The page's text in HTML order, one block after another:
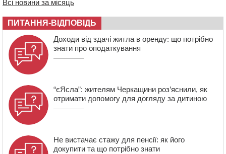
України з веслування
19:40 Бійці КОРДу Черкащини повернулися з фронту: на
зміну їм вирушили побратими
Всі новини за місяць
ПИТАННЯ-ВІДПОВІДЬ
Доходи від здачі житла в оренду: що потрібно
знати про оподаткування
“єЯсла”: жителям Черкащини роз’яснили, як
отримати допомогу для догляду за дитиною
Не вистачає стажу для пенсії: як його
докупити та що потрібно знати